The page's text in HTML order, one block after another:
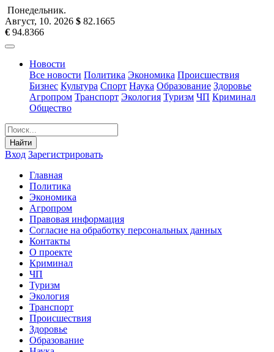
Понедельник.
Август, 10. 2026 $ 82.1665
€ 94.8366
Новости
Все новости Политика Экономика Происшествия
Бизнес Культура Спорт Наука Образование Здоровье
Агропром Транспорт Экология Туризм ЧП Криминал
Общество
Найти
Вход Зарегистрировать
Главная
Политика
Экономика
Агропром
Правовая информация
Согласие на обработку персональных данных
Контакты
О проекте
Криминал
ЧП
Туризм
Экология
Транспорт
Происшествия
Здоровье
Образование